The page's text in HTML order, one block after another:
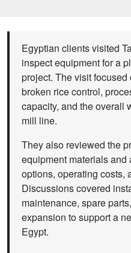
Egyptian clients visited
inspect equipment for a
project. The visit
broken rice control,
capacity, and the overall
mill line.
They also reviewed the
equipment materials and
options, operating costs,
Discussions covered
maintenance, spare
expansion to support a
Egypt.